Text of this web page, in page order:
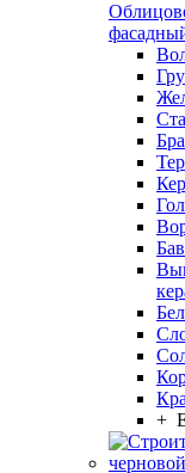
+